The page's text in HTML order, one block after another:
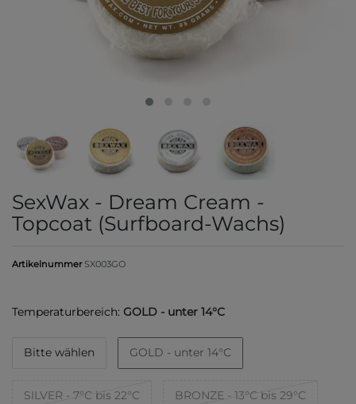
SexWax - Dream Cream -
Topcoat (Surfboard-Wachs)
Artikelnummer SX003GO
Temperaturbereich: GOLD - unter 14°C
Bitte wählen GOLD - unter 14°C
SILVER - 7°C bis 22°C BRONZE - 13°C bis 29°C